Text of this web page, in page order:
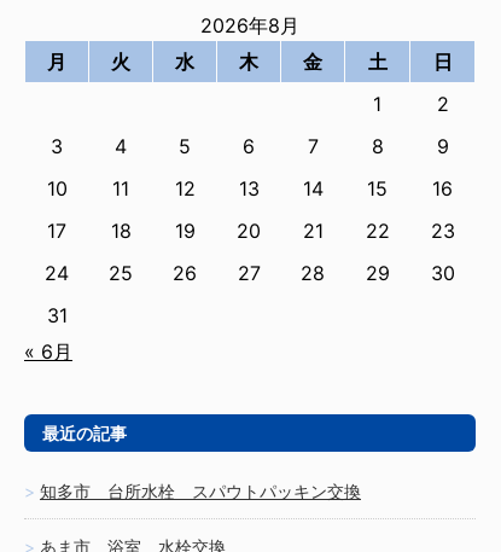
2026年8月
月
火 水 木 金 土
日
1
2
3
4 5 6 7 8
9
10
11 12 13 14 15
16
17
18 19 20 21 22
23
24
25 26 27 28 29
30
31
« 6月
最近の記事
知多市 台所水栓 スパウトパッキン交換
あま市 浴室 水栓交換